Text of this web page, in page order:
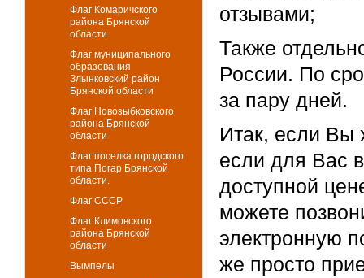
Флаг Комаричского
района Брянской
области
Флаг муниципального
образования
Злынковский район
Брянской области
Флаг Новозыбковского
района Брянской
области
Флаг поселка городского
типа Погар Брянской
области.
Флаг СССР
Флаг Климовского
района Брянской
области
Вымпелы
отзывами;
Также
России. По
за пару дней.
Итак, если Вы
если для Вас
доступной
можете
электронную
же просто